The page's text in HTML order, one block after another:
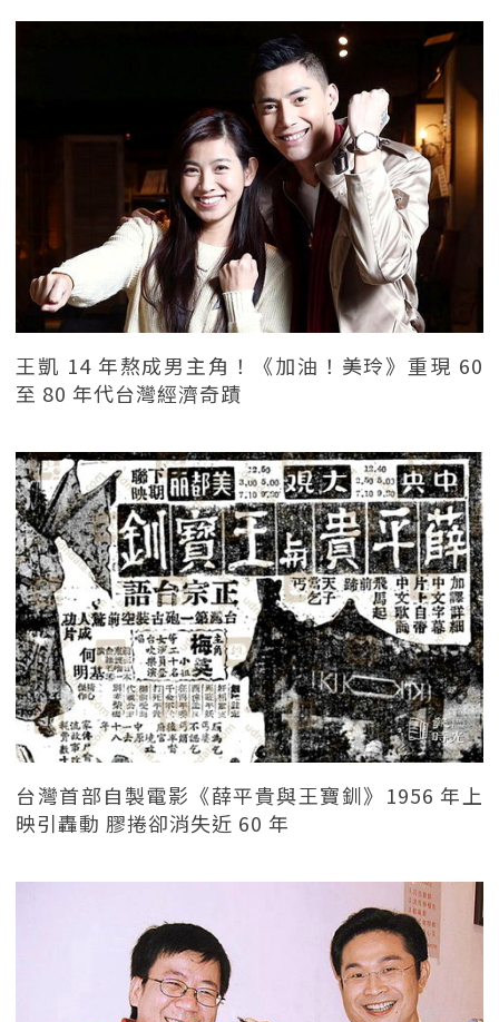
王凱 14 年熬成男主角！《加油！美玲》重現 60
至 80 年代台灣經濟奇蹟
台灣首部自製電影《薛平貴與王寶釧》1956 年上
映引轟動 膠捲卻消失近 60 年